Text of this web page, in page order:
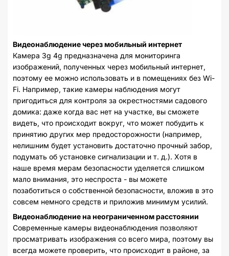
Видеонаблюдение через мобильный интернет
Камера 3g 4g предназначена для мониторинга
изображений, полученных через мобильный интернет,
поэтому ее можно использовать и в помещениях без Wi-
Fi. Например, такие камеры наблюдения могут
пригодиться для контроля за окрестностями садового
домика: даже когда вас нет на участке, вы сможете
видеть, что происходит вокруг, что может побудить к
принятию других мер предосторожности (например,
нелишним будет установить достаточно прочный забор,
подумать об установке сигнализации и т. д.). Хотя в
наше время мерам безопасности уделяется слишком
мало внимания, это неспроста - вы можете
позаботиться о собственной безопасности, вложив в это
совсем немного средств и приложив минимум усилий.
Видеонаблюдение на неограниченном расстоянии
Современные камеры видеонаблюдения позволяют
просматривать изображения со всего мира, поэтому вы
всегда можете проверить, что происходит в районе, за